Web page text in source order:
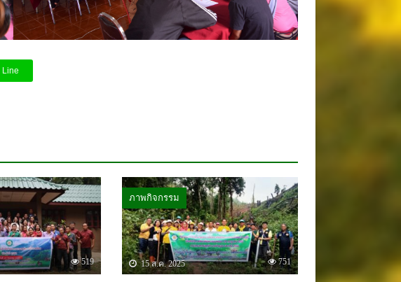
Line
519
ภาพกิจกรรม
15 ส.ค. 2025 751